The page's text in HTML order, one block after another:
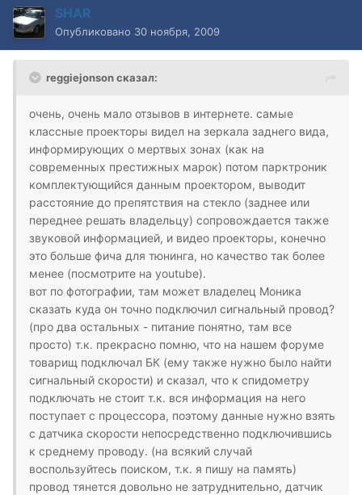
SHAR
Опубликовано 30 ноября, 2009
reggiejonson сказал:
очень, очень мало отзывов в интернете. самые
классные проекторы видел на зеркала заднего вида,
информирующих о мертвых зонах (как на
современных престижных марок) потом парктроник
комплектующийся данным проектором, выводит
расстояние до препятствия на стекло (заднее или
переднее решать владельцу) сопровождается также
звуковой информацией, и видео проекторы, конечно
это больше фича для тюнинга, но качество так более
менее (посмотрите на youtube).
вот по фотографии, там может владелец Моника
сказать куда он точно подключил сигнальный провод?
(про два остальных - питание понятно, там все
просто) т.к. прекрасно помню, что на нашем форуме
товарищ подключал БК (ему также нужно было найти
сигнальный скорости) и сказал, что к спидометру
подключать не стоит т.к. вся информация на него
поступает с процессора, поэтому данные нужно взять
с датчика скорости непосредственно подключившись
к среднему проводу. (на всякий случай
воспользуйтесь поиском, т.к. я пишу на память)
провод тянется довольно не затруднительно, датчик